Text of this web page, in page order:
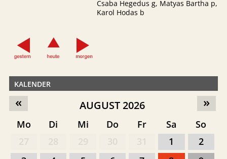
Csaba Hegedus g, Matyas Bartha p,
Karol Hodas b
KALENDER
»
« AUGUST 2026
Mo Di Mi Do Fr Sa
So
1
2